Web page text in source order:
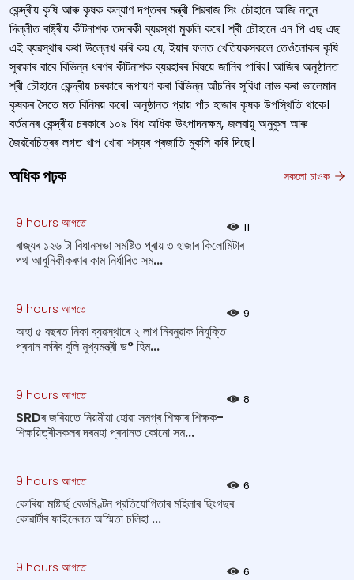
কেন্দ্ৰীয় কৃষি আৰু কৃষক কল্যাণ দপ্তৰৰ মন্ত্ৰী শিৱৰাজ সিং চৌহানে আজি নতুন
দিল্লীত ৰাষ্ট্ৰীয় কীটনাশক তদাৰকী ব্যৱস্থা মুকলি কৰে। শ্ৰী চৌহানে এন পি এছ এছ
এই ব্যৱস্থাৰ কথা উল্লেখ কৰি কয় যে, ইয়াৰ ফলত খেতিয়কসকলে তেওঁলোকৰ কৃষি
সুৰক্ষাৰ বাবে বিভিন্ন ধৰণৰ কীটনাশক ব্যৱহাৰৰ বিষয়ে জানিব পাৰিব। আজিৰ অনুষ্ঠানত
শ্ৰী চৌহানে কেন্দ্ৰীয় চৰকাৰে ৰূপায়ণ কৰা বিভিন্ন আঁচনিৰ সুবিধা লাভ কৰা ভালেমান
কৃষকৰ সৈতে মত বিনিময় কৰে। অনুষ্ঠানত প্রায় পাঁচ হাজাৰ কৃষক উপস্থিতি থাকে।
বৰ্তমানৰ কেন্দ্ৰীয় চৰকাৰে ১০৯ বিধ অধিক উৎপাদনক্ষম, জলবায়ু অনুকুল আৰু
জৈৱবৈচিত্ৰৰ লগত খাপ খোৱা শস্যৰ প্ৰজাতি মুকলি কৰি দিছে।
অধিক পঢ়ক সকলো চাওক
9 hours আগতে 11
ৰাজ্যৰ ১২৬ টা বিধানসভা সমষ্টিত প্ৰায় ৩ হাজাৰ কিলোমিটাৰ
পথ আধুনিকীকৰণৰ কাম নিৰ্ধাৰিত সম...
9 hours আগতে 9
অহা ৫ বছৰত নিকা ব্যৱস্থাৰে ২ লাখ নিবনুৱাক নিযুক্তি
প্ৰদান কৰিব বুলি মুখ্যমন্ত্ৰী ড° হিম...
9 hours আগতে 8
SRDৰ জৰিয়তে নিয়মীয়া হোৱা সমগ্ৰ শিক্ষাৰ শিক্ষক-
শিক্ষয়িত্ৰীসকলৰ দৰমহা প্ৰদানত কোনো সম...
9 hours আগতে 6
কোৰিয়া মাষ্টাৰ্ছ বেডমিণ্টন প্রতিযোগিতাৰ মহিলাৰ ছিংগছৰ
কোৱাৰ্টাৰ ফাইনেলত অস্মিতা চলিহা ...
9 hours আগতে 6